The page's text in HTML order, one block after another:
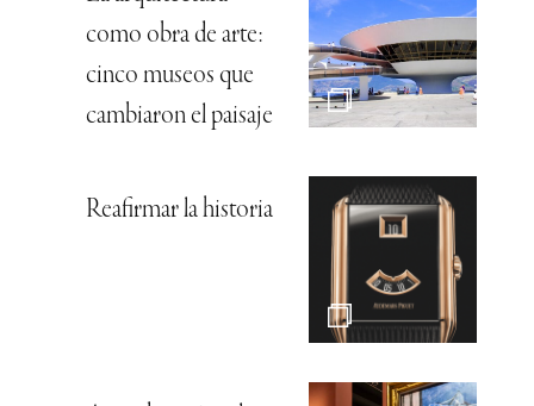
como obra de arte:
cinco museos que
cambiaron el paisaje
Reafirmar la historia